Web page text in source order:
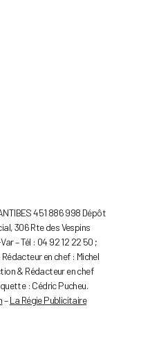
451 886 998 Dépôt
306 Rte des Vespins
– Tél : 04 92 12 22 50 ;
en chef : Michel
& Rédacteur en chef
: Cédric Pucheu.
–La Régie Publicitaire